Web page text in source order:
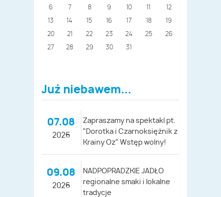
6 7 8 9 10 11 12
13 14 15 16 17 18 19
20 21 22 23 24 25 26
27 28 29 30 31
Już niebawem...
07.08
2026
Zapraszamy na spektakl pt.
"Dorotka i Czarnoksiężnik z
Krainy Oz" Wstęp wolny!
09.08
2026
NADPOPRADZKIE JADŁO
regionalne smaki i lokalne
tradycje